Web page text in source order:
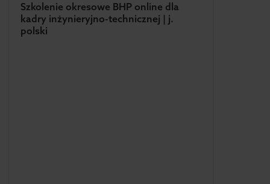
Szkolenie okresowe BHP online dla
kadry inżynieryjno-technicznej | j.
polski